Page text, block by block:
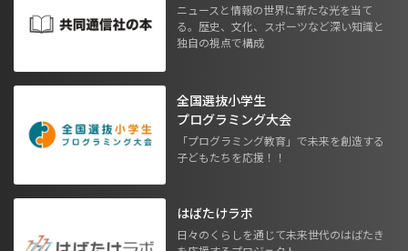
ニュースと情報の世界に新たな光を当て
る。歴史、文化、スポーツなど深い知識と
独自の視点で構成
全国選抜小学生
プログラミング大会
「プログラミング教育」で未来を創造する
子どもたちを応援！！
はばたけラボ
日々のくらしを通じて未来世代のはばたき